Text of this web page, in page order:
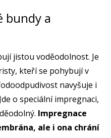
bundy a
jistou voděodolnost. Je
kteří se pohybují v
navyšuje i
o speciální impregnaci,
Impregnace
ale i ona chrání